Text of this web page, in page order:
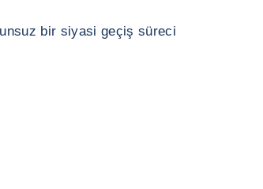
bir siyasi geçiş süreci